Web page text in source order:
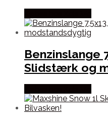
Benzinslange
Slidstærk og